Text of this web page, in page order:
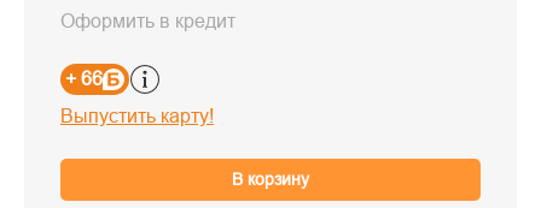
Оформить в кредит
+ 66
Выпустить карту!
В корзину